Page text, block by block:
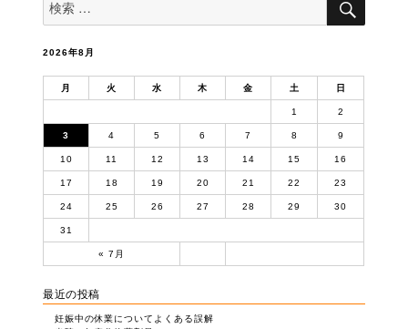
ー
ョ
ン
索
対
2026年8月
月 火 水 木 金 土 日
« 7月
1 2
3 4 5 6 7 8 9
10 11 12 13 14 15 16
17 18 19 20 21 22 23
24 25 26 27 28 29 30
31
最近の投稿
妊娠中の休業についてよくある誤解